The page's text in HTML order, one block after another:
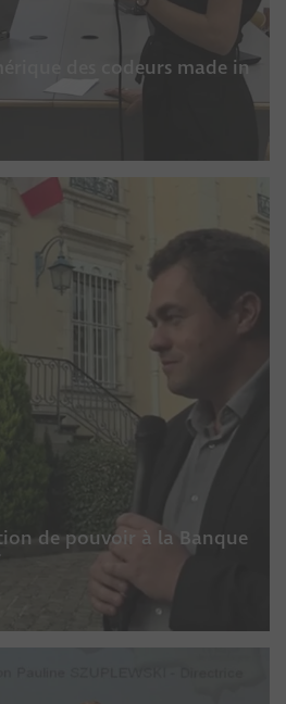
des codeurs made in
de pouvoir à la Banque